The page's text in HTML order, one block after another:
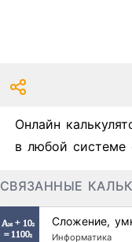
Онлайн
в любой системе
СВЯЗАННЫЕ
Сложение,
Информатика